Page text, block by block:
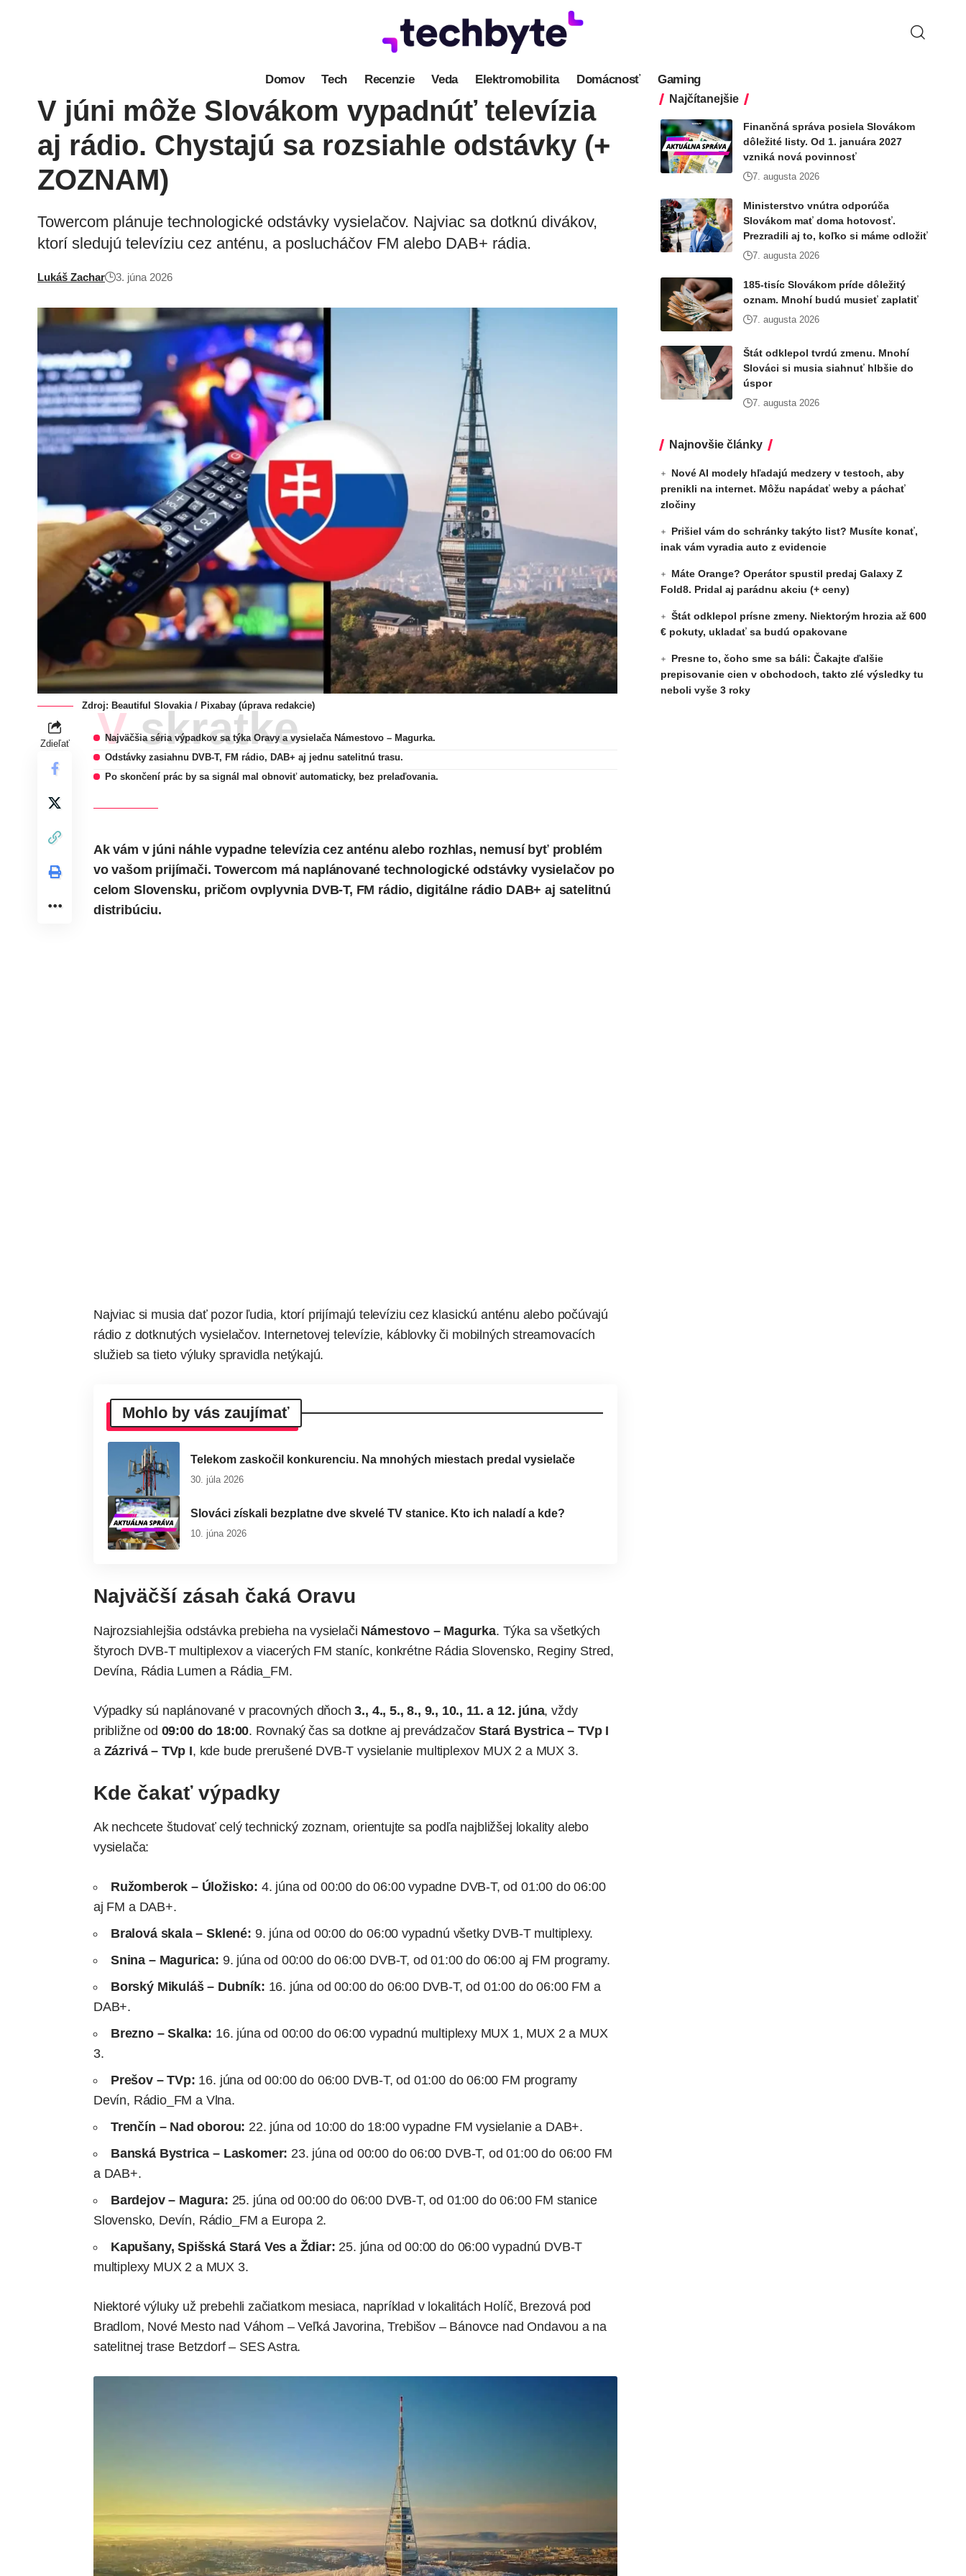
Domov Tech Recenzie Veda Elektromobilita Domácnosť Gaming
V júni môže Slovákom vypadnúť televízia
aj rádio. Chystajú sa rozsiahle odstávky (+
ZOZNAM)
Towercom plánuje technologické odstávky vysielačov. Najviac sa dotknú divákov,
ktorí sledujú televíziu cez anténu, a poslucháčov FM alebo DAB+ rádia.
Lukáš Zachar 3. júna 2026
Zdroj: Beautiful Slovakia / Pixabay (úprava redakcie)
Zdieľať V skratke
Najväčšia séria výpadkov sa týka Oravy a vysielača Námestovo – Magurka.
Odstávky zasiahnu DVB-T, FM rádio, DAB+ aj jednu satelitnú trasu.
Po skončení prác by sa signál mal obnoviť automaticky, bez prelaďovania.
Ak vám v júni náhle vypadne televízia cez anténu alebo rozhlas, nemusí byť problém
vo vašom prijímači. Towercom má naplánované technologické odstávky vysielačov po
celom Slovensku, pričom ovplyvnia DVB-T, FM rádio, digitálne rádio DAB+ aj satelitnú
distribúciu.
Najviac si musia dať pozor ľudia, ktorí prijímajú televíziu cez klasickú anténu alebo počúvajú
rádio z dotknutých vysielačov. Internetovej televízie, káblovky či mobilných streamovacích
služieb sa tieto výluky spravidla netýkajú.
Mohlo by vás zaujímať
Telekom zaskočil konkurenciu. Na mnohých miestach predal vysielače
30. júla 2026
Slováci získali bezplatne dve skvelé TV stanice. Kto ich naladí a kde?
10. júna 2026
Najväčší zásah čaká Oravu
Najrozsiahlejšia odstávka prebieha na vysielači Námestovo – Magurka. Týka sa všetkých
štyroch DVB-T multiplexov a viacerých FM staníc, konkrétne Rádia Slovensko, Reginy Stred,
Devína, Rádia Lumen a Rádia_FM.
Výpadky sú naplánované v pracovných dňoch3., 4., 5., 8., 9., 10., 11. a 12. júna, vždy
približne od 09:00 do 18:00. Rovnaký čas sa dotkne aj prevádzačovStará Bystrica – TVp I
a Zázrivá – TVp I, kde bude prerušené DVB-T vysielanie multiplexov MUX 2 a MUX 3.
Kde čakať výpadky
Ak nechcete študovať celý technický zoznam, orientujte sa podľa najbližšej lokality alebo
vysielača:
Ružomberok – Úložisko: 4. júna od 00:00 do 06:00 vypadne DVB-T, od 01:00 do 06:00
aj FM a DAB+.
Bralová skala – Sklené: 9. júna od 00:00 do 06:00 vypadnú všetky DVB-T multiplexy.
Snina – Magurica: 9. júna od 00:00 do 06:00 DVB-T, od 01:00 do 06:00 aj FM programy.
Borský Mikuláš – Dubník: 16. júna od 00:00 do 06:00 DVB-T, od 01:00 do 06:00 FM a
DAB+.
Brezno – Skalka: 16. júna od 00:00 do 06:00 vypadnú multiplexy MUX 1, MUX 2 a MUX
3.
Prešov – TVp: 16. júna od 00:00 do 06:00 DVB-T, od 01:00 do 06:00 FM programy
Devín, Rádio_FM a Vlna.
Trenčín – Nad oborou: 22. júna od 10:00 do 18:00 vypadne FM vysielanie a DAB+.
Banská Bystrica – Laskomer: 23. júna od 00:00 do 06:00 DVB-T, od 01:00 do 06:00 FM
a DAB+.
Bardejov – Magura: 25. júna od 00:00 do 06:00 DVB-T, od 01:00 do 06:00 FM stanice
Slovensko, Devín, Rádio_FM a Europa 2.
Kapušany, Spišská Stará Ves a Ždiar: 25. júna od 00:00 do 06:00 vypadnú DVB-T
multiplexy MUX 2 a MUX 3.
Niektoré výluky už prebehli začiatkom mesiaca, napríklad v lokalitách Holíč, Brezová pod
Bradlom, Nové Mesto nad Váhom – Veľká Javorina, Trebišov – Bánovce nad Ondavou a na
satelitnej trase Betzdorf – SES Astra.
Najčítanejšie
Finančná správa posiela Slovákom
dôležité listy. Od 1. januára 2027
vzniká nová povinnosť
7. augusta 2026
Ministerstvo vnútra odporúča
Slovákom mať doma hotovosť.
Prezradili aj to, koľko si máme odložiť
7. augusta 2026
185-tisíc Slovákom príde dôležitý
oznam. Mnohí budú musieť zaplatiť
7. augusta 2026
Štát odklepol tvrdú zmenu. Mnohí
Slováci si musia siahnuť hlbšie do
úspor
7. augusta 2026
Najnovšie články
Nové AI modely hľadajú medzery v testoch, aby
prenikli na internet. Môžu napádať weby a páchať
zločiny
Prišiel vám do schránky takýto list? Musíte konať,
inak vám vyradia auto z evidencie
Máte Orange? Operátor spustil predaj Galaxy Z
Fold8. Pridal aj parádnu akciu (+ ceny)
Štát odklepol prísne zmeny. Niektorým hrozia až 600
€ pokuty, ukladať sa budú opakovane
Presne to, čoho sme sa báli: Čakajte ďalšie
prepisovanie cien v obchodoch, takto zlé výsledky tu
neboli vyše 3 roky